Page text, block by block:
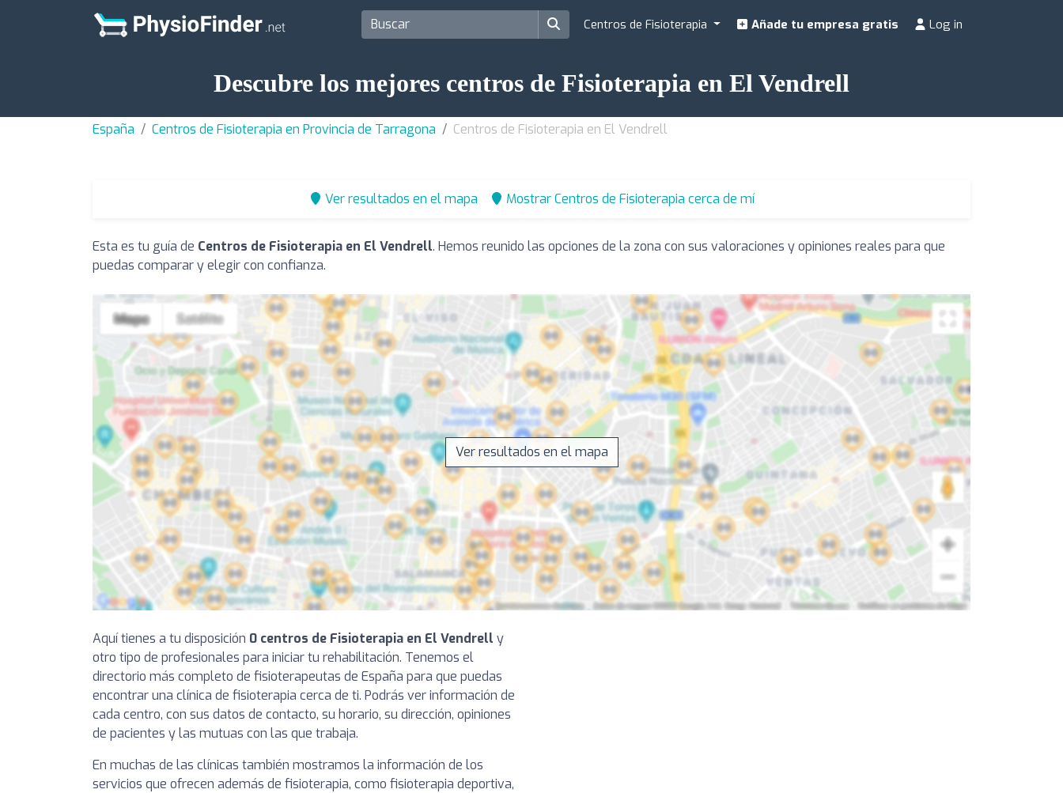
Centros de Fisioterapia Añade tu empresa gratis Log in
Descubre los mejores centros de Fisioterapia en El Vendrell
España Centros de Fisioterapia en Provincia de Tarragona Centros de Fisioterapia en El Vendrell
Ver resultados en el mapa Mostrar Centros de Fisioterapia cerca de mí
Esta es tu guía de Centros de Fisioterapia en El Vendrell. Hemos reunido las opciones de la zona con sus valoraciones y opiniones reales para que
puedas comparar y elegir con confianza.
Ver resultados en el mapa
Aquí tienes a tu disposición 0 centros de Fisioterapia en El Vendrell y
otro tipo de profesionales para iniciar tu rehabilitación. Tenemos el
directorio más completo de fisioterapeutas de España para que puedas
encontrar una clínica de fisioterapia cerca de ti. Podrás ver información de
cada centro, con sus datos de contacto, su horario, su dirección, opiniones
de pacientes y las mutuas con las que trabaja.
En muchas de las clínicas también mostramos la información de los
servicios que ofrecen además de fisioterapia, como fisioterapia deportiva,